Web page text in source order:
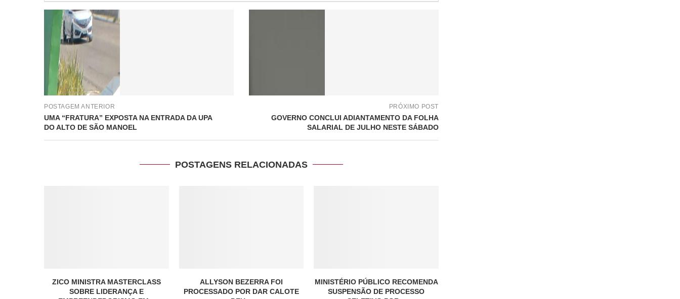
POSTAGEM ANTERIOR
UMA “FRATURA” EXPOSTA NA ENTRADA DA UPA
DO ALTO DE SÃO MANOEL
PRÓXIMO POST
GOVERNO CONCLUI ADIANTAMENTO DA FOLHA
SALARIAL DE JULHO NESTE SÁBADO
POSTAGENS RELACIONADAS
ZICO MINISTRA MASTERCLASS
SOBRE LIDERANÇA E
ALLYSON BEZERRA FOI
PROCESSADO POR DAR CALOTE
MINISTÉRIO PÚBLICO RECOMENDA
SUSPENSÃO DE PROCESSO